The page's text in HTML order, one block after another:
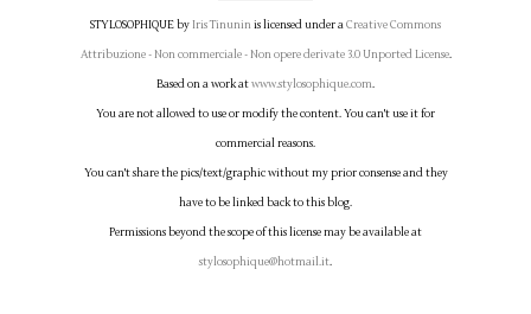
STYLOSOPHIQUEbyIris Tinuninis licensed under aCreative Commons
Attribuzione - Non commerciale - Non opere derivate 3.0 Unported License.
Based on a work atwww.stylosophique.com.
You are not allowed to use or modify the content. You can't use it for
commercial reasons.
You can't share the pics/text/graphic without my prior consense and they
have to be linked back to this blog.
Permissions beyond the scope of this license may be available at
stylosophique@hotmail.it.